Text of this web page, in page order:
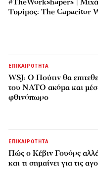
Τυρίμος: The Capacitor
ΕΠΙΚΑΙΡΟΤΗΤΑ
WSJ: Ο Πούτιν θα
του ΝΑΤΟ ακόμα και
φθινόπωρο
ΕΠΙΚΑΙΡΟΤΗΤΑ
Πώς ο Κέβιν Γουόρς
και τι σημαίνει για τις